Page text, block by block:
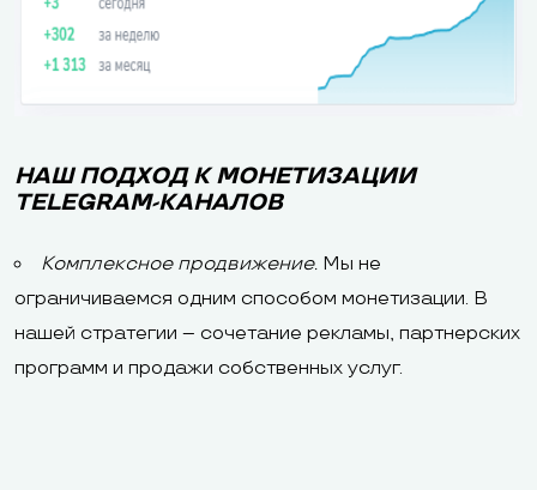
НАШ ПОДХОД К МОНЕТИЗАЦИИ
TELEGRAM-КАНАЛОВ
Комплексное продвижение. Мы не
ограничиваемся одним способом монетизации. В
нашей стратегии – сочетание рекламы, партнерских
программ и продажи собственных услуг.